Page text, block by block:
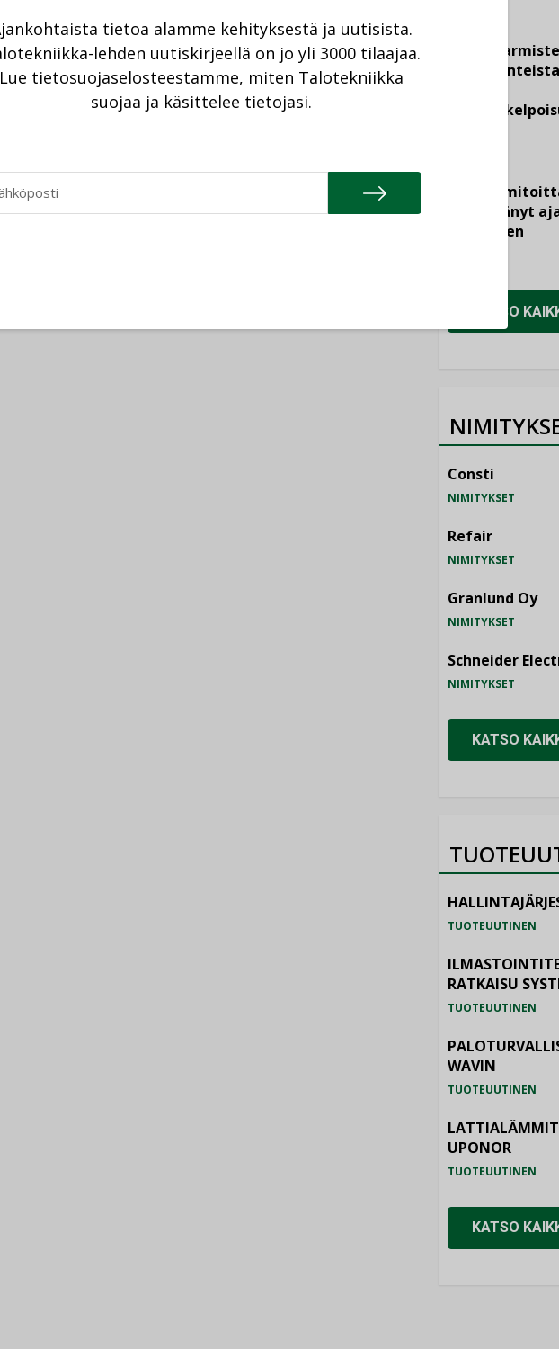
Miten
jämähtänyt
paikalleen
KATSO
Consti
NIMITYKSET
Refair
NIMITYKSET
Granlund Oy
NIMITYKSET
Schneider
NIMITYKSET
KATSO
TUOTEUUTINEN
RATKAISU
TUOTEUUTINEN
WAVIN
TUOTEUUTINEN
UPONOR
TUOTEUUTINEN
KATSO
tietoa alamme kehityksestä ja uutisista.
lehden uutiskirjeellä on jo yli 3000 tilaajaa.
Lue tietosuojaselosteestamme, miten Talotekniikka
suojaa ja käsittelee tietojasi.